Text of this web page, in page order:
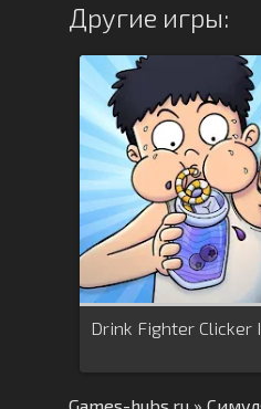
Другие игры:
Drink Fighter Clicker